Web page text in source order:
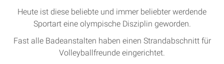
Heute ist diese beliebte und immer beliebter werdende
Sportart eine olympische Disziplin geworden.
Fast alle Badeanstalten haben einen Strandabschnitt für
Volleyballfreunde eingerichtet.